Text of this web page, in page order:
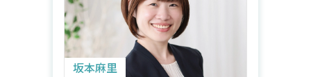
坂本麻里